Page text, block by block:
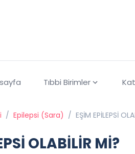
Tıbbi Birimler
/ Epilepsi (Sara) / EŞİM EPİLEPSİ
OLABİLİR Mİ?